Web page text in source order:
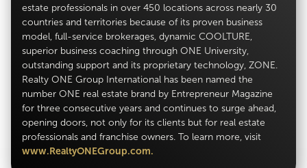
estate professionals in over 450 locations across nearly 30
countries and territories because of its proven business
model, full-service brokerages, dynamic COOLTURE,
superior business coaching through ONE University,
outstanding support and its proprietary technology, ZONE.
Realty ONE Group International has been named the
number ONE real estate brand by Entrepreneur Magazine
for three consecutive years and continues to surge ahead,
opening doors, not only for its clients but for real estate
professionals and franchise owners. To learn more, visit
www.RealtyONEGroup.com.